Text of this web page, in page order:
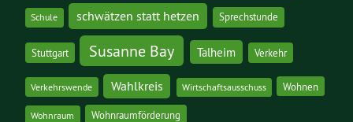
Schule schwätzen statt hetzen Sprechstunde
Stuttgart Susanne Bay Talheim Verkehr
Verkehrswende Wahlkreis Wirtschaftsausschuss Wohnen
Wohnraum Wohnraumförderung